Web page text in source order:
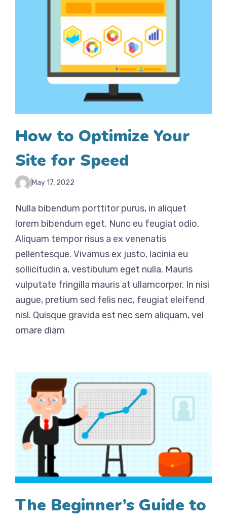
How to Optimize Your
Site for Speed
May 17, 2022
Nulla bibendum porttitor purus, in aliquet
lorem bibendum eget. Nunc eu feugiat odio.
Aliquam tempor risus a ex venenatis
pellentesque. Vivamus ex justo, lacinia eu
sollicitudin a, vestibulum eget nulla. Mauris
vulputate fringilla mauris at ullamcorper. In nisi
augue, pretium sed felis nec, feugiat eleifend
nisl. Quisque gravida est nec sem aliquam, vel
ornare diam
The Beginner’s Guide to